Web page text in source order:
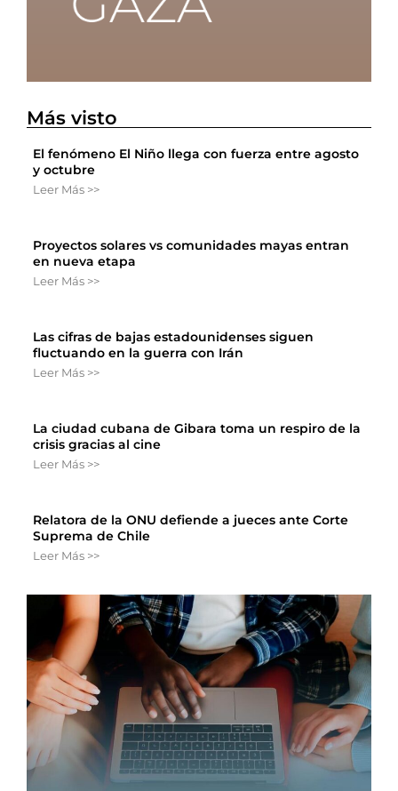
Más visto
El fenómeno El Niño llega con fuerza entre agosto
y octubre
Leer Más >>
Proyectos solares vs comunidades mayas entran
en nueva etapa
Leer Más >>
Las cifras de bajas estadounidenses siguen
fluctuando en la guerra con Irán
Leer Más >>
La ciudad cubana de Gibara toma un respiro de la
crisis gracias al cine
Leer Más >>
Relatora de la ONU defiende a jueces ante Corte
Suprema de Chile
Leer Más >>